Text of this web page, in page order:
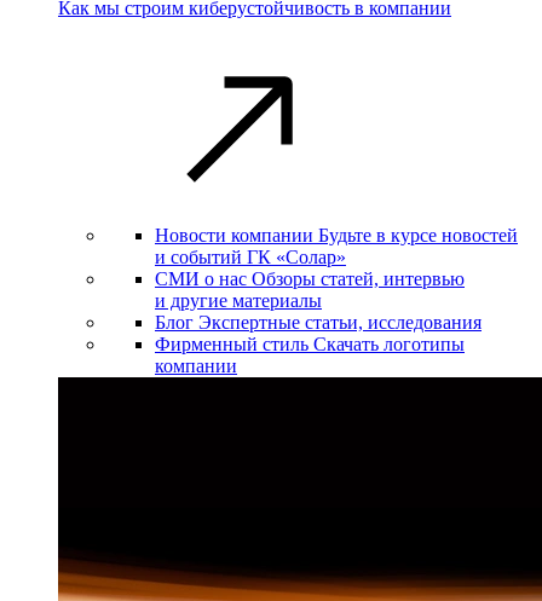
Как мы строим киберустойчивость в компании
Новости компании Будьте в курсе новостей
и событий ГК «Солар»
СМИ о нас Обзоры статей, интервью
и другие материалы
Блог Экспертные статьи, исследования
Фирменный стиль Скачать логотипы
компании